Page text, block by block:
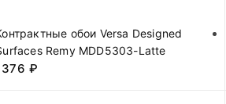
обои Versa Designed
Remy MDD5303-Latte
₽